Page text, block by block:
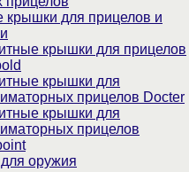
для прицелов и
крышки для прицелов
крышки для
прицелов Docter
крышки для
прицелов
оружия